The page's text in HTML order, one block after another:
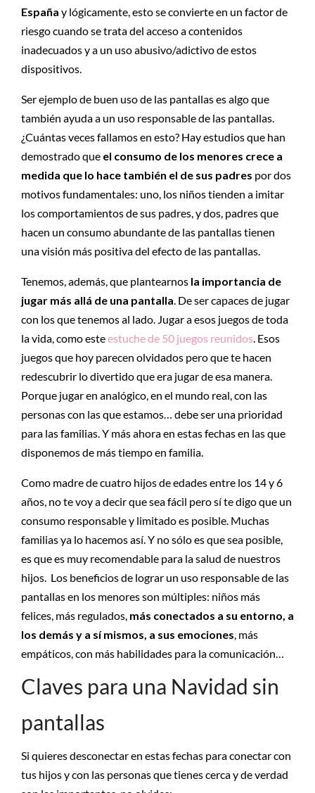
España y lógicamente, esto se convierte en un factor de
riesgo cuando se trata del acceso a contenidos
inadecuados y a un uso abusivo/adictivo de estos
dispositivos.
Ser ejemplo de buen uso de las pantallas es algo que
también ayuda a un uso responsable de las pantallas.
¿Cuántas veces fallamos en esto? Hay estudios que han
demostrado que el consumo de los menores crece a
medida que lo hace también el de sus padres por dos
motivos fundamentales: uno, los niños tienden a imitar
los comportamientos de sus padres, y dos, padres que
hacen un consumo abundante de las pantallas tienen
una visión más positiva del efecto de las pantallas.
Tenemos, además, que plantearnos la importancia de
jugar más allá de una pantalla. De ser capaces de jugar
con los que tenemos al lado. Jugar a esos juegos de toda
la vida, como esteestuche de 50 juegos reunidos. Esos
juegos que hoy parecen olvidados pero que te hacen
redescubrir lo divertido que era jugar de esa manera.
Porque jugar en analógico, en el mundo real, con las
personas con las que estamos… debe ser una prioridad
para las familias. Y más ahora en estas fechas en las que
disponemos de más tiempo en familia.
Como madre de cuatro hijos de edades entre los 14 y 6
años, no te voy a decir que sea fácil pero sí te digo que un
consumo responsable y limitado es posible. Muchas
familias ya lo hacemos así. Y no sólo es que sea posible,
es que es muy recomendable para la salud de nuestros
hijos. Los beneficios de lograr un uso responsable de las
pantallas en los menores son múltiples: niños más
felices, más regulados, más conectados a su entorno, a
los demás y a sí mismos, a sus emociones, más
empáticos, con más habilidades para la comunicación…
Claves para una Navidad sin
pantallas
Si quieres desconectar en estas fechas para conectar con
tus hijos y con las personas que tienes cerca y de verdad